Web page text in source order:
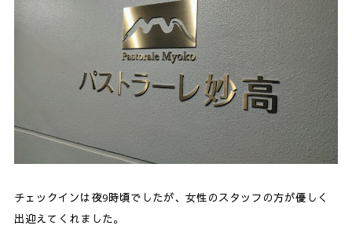
チェックインは夜9時頃でしたが、女性のスタッフの方が優しく
出迎えてくれました。